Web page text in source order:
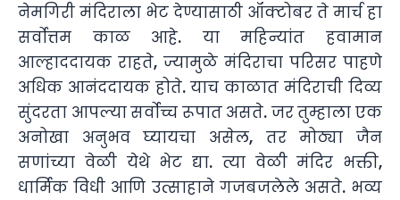
नेमगिरी मंदिराला भेट देण्यासाठी ऑक्टोबर ते मार्च हा
सर्वोत्तम काळ आहे. या महिन्यांत हवामान
आल्हाददायक राहते, ज्यामुळे मंदिराचा परिसर पाहणे
अधिक आनंददायक होते. याच काळात मंदिराची दिव्य
सुंदरता आपल्या सर्वोच्च रूपात असते. जर तुम्हाला एक
अनोखा अनुभव घ्यायचा असेल, तर मोठ्या जैन
सणांच्या वेळी येथे भेट द्या. त्या वेळी मंदिर भक्ती,
धार्मिक विधी आणि उत्साहाने गजबजलेले असते. भव्य